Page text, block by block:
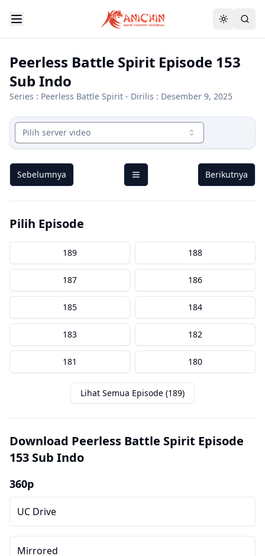
Peerless Battle Spirit Episode 153
Sub Indo
Series : Peerless Battle Spirit - Dirilis : Desember 9, 2025
Pilih server video
Sebelumnya Berikutnya
Pilih Episode
189 188
187 186
185 184
183 182
181 180
Lihat Semua Episode (189)
Download Peerless Battle Spirit Episode
153 Sub Indo
360p
UC Drive
Mirrored